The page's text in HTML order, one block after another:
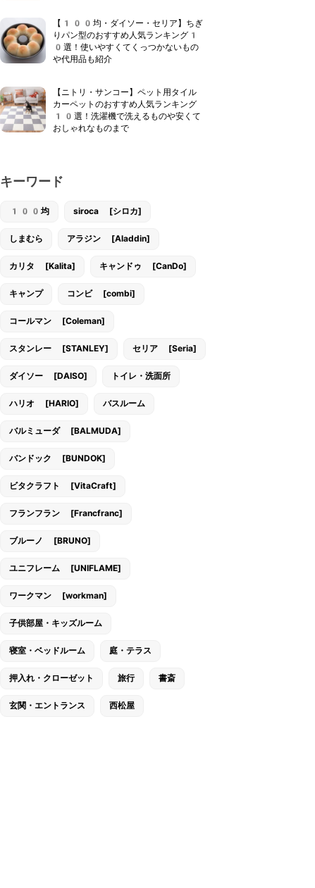
【100均・ダイソー・セリア】ちぎ
りパン型のおすすめ人気ランキング1
0選！使いやすくてくっつかないもの
や代用品も紹介
【ニトリ・サンコー】ペット用タイル
カーペットのおすすめ人気ランキング
10選！洗濯機で洗えるものや安くて
おしゃれなものまで
キーワード
100均 siroca [シロカ]
しまむら アラジン [Aladdin]
カリタ [Kalita] キャンドゥ [CanDo]
キャンプ コンビ [combi]
コールマン [Coleman]
スタンレー [STANLEY] セリア [Seria]
ダイソー [DAISO] トイレ・洗面所
ハリオ [HARIO] バスルーム
バルミューダ [BALMUDA]
バンドック [BUNDOK]
ビタクラフト [VitaCraft]
フランフラン [Francfranc]
ブルーノ [BRUNO]
ユニフレーム [UNIFLAME]
ワークマン [workman]
子供部屋・キッズルーム
寝室・ベッドルーム 庭・テラス
押入れ・クローゼット 旅行 書斎
玄関・エントランス 西松屋